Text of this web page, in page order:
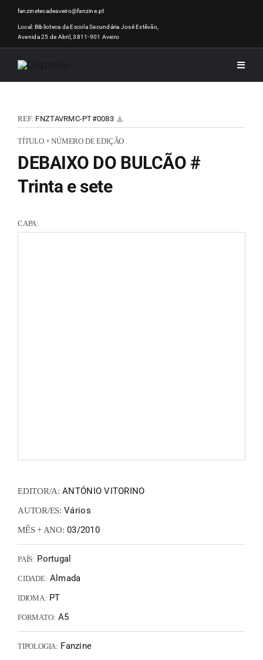
Skip
content
fanzinetecadeaveiro@fanzine.pt
Local: Biblioteca da Escola Secundária José Estêvão,
Avenida 25 de Abril, 3811-901 Aveiro
Toggle
REF: FNZTAVRMC-PT#0083
TÍTULO + NÚMERO DE EDIÇÃO
DEBAIXO DO BULCÃO #
Trinta e sete
CAPA:
EDITOR/A: ANTÓNIO VITORINO
AUTOR/ES: Vários
MÊS + ANO: 03/2010
PAÍS: Portugal
CIDADE: Almada
IDIOMA: PT
FORMATO: A5
TIPOLOGIA: Fanzine